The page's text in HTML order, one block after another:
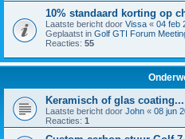
10% standaard korting op
Laatste bericht door Vissa « 04 feb
Geplaatst in Golf GTI Forum
Reacties: 55
Keramisch of glas
Laatste bericht door John « 08 jun
Reacties: 1